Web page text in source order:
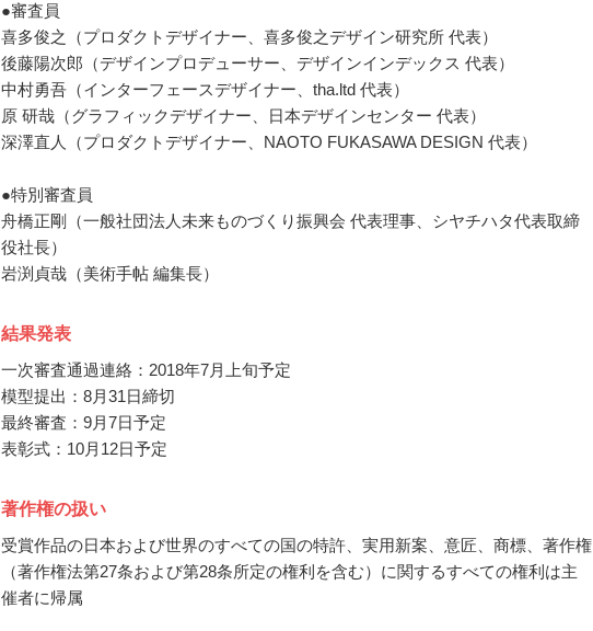
●審査員
喜多俊之（プロダクトデザイナー、喜多俊之デザイン研究所 代表）
後藤陽次郎（デザインプロデューサー、デザインインデックス 代表）
中村勇吾（インターフェースデザイナー、tha.ltd 代表）
原 研哉（グラフィックデザイナー、日本デザインセンター 代表）
深澤直人（プロダクトデザイナー、NAOTO FUKASAWA DESIGN 代表）
●特別審査員
舟橋正剛（一般社団法人未来ものづくり振興会 代表理事、シヤチハタ代表取締
役社長）
岩渕貞哉（美術手帖 編集長）
結果発表
一次審査通過連絡：2018年7月上旬予定
模型提出：8月31日締切
最終審査：9月7日予定
表彰式：10月12日予定
著作権の扱い
受賞作品の日本および世界のすべての国の特許、実用新案、意匠、商標、著作権
（著作権法第27条および第28条所定の権利を含む）に関するすべての権利は主
催者に帰属